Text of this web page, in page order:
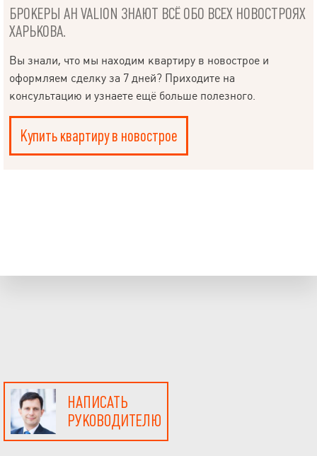
БРОКЕРЫ АН VALION ЗНАЮТ ВСЁ ОБО ВСЕХ НОВОСТРОЯХ
ХАРЬКОВА.
Вы знали, что мы находим квартиру в новострое и
оформляем сделку за 7 дней? Приходите на
консультацию и узнаете ещё больше полезного.
Купить квартиру в новострое
НАПИСАТЬ
РУКОВОДИТЕЛЮ